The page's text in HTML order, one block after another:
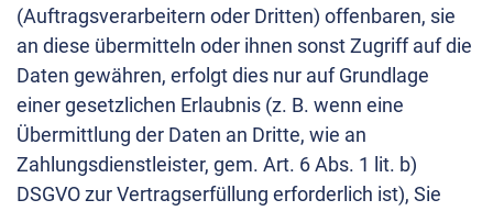
(Auftragsverarbeitern oder Dritten) offenbaren, sie
an diese übermitteln oder ihnen sonst Zugriff auf die
Daten gewähren, erfolgt dies nur auf Grundlage
einer gesetzlichen Erlaubnis (z. B. wenn eine
Übermittlung der Daten an Dritte, wie an
Zahlungsdienstleister, gem. Art. 6 Abs. 1 lit. b)
DSGVO zur Vertragserfüllung erforderlich ist), Sie